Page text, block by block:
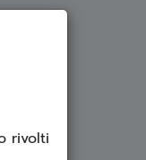
rivolti